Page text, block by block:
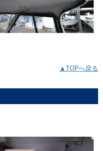
▲TOPへ戻る